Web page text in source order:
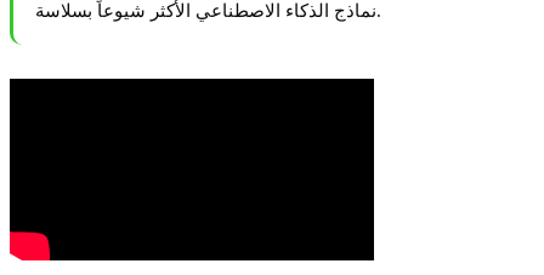
نماذج الذكاء الاصطناعي الأكثر شيوعاً بسلاسة.